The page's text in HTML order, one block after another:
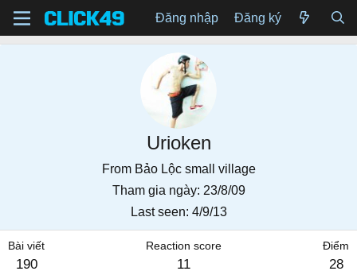
Đăng nhập Đăng ký
Urioken
From Bảo Lộc small village
Tham gia ngày 23/8/09
Last seen 4/9/13
Bài viết
190
Reaction score
11
Điểm
28